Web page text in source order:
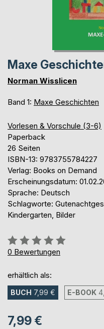
Maxe
Norman Wisslicen
Band 1: Maxe Geschichten
Vorlesen & Vorschule (3-6)
Paperback
26 Seiten
ISBN-13: 9783755784227
Verlag: Books on Demand
Erscheinungsdatum:
Sprache: Deutsch
Schlagworte:
Kindergarten, Bilder
Bewertung::
0%
0 Bewertungen
erhältlich als:
BUCH 7,99 € E-BOOK
7,99 €